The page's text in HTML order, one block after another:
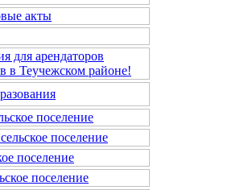
акты
для арендаторов
в Теучежском районе!
поселение
поселение
поселение
поселение